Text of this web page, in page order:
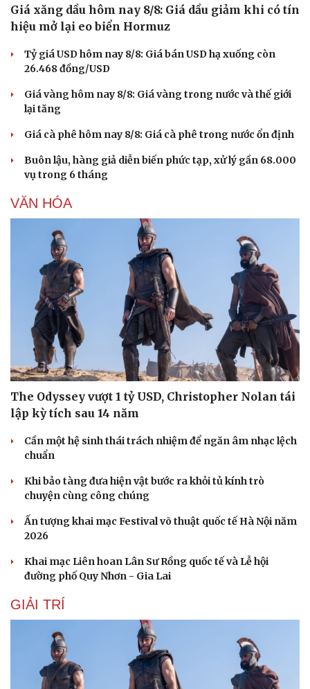
Cải chính
Giá xăng dầu hôm nay 8/8: Giá dầu giảm khi có tín
hiệu mở lại eo biển Hormuz
Tỷ giá USD hôm nay 8/8: Giá bán USD hạ xuống còn
26.468 đồng/USD
Giá vàng hôm nay 8/8: Giá vàng trong nước và thế giới
lại tăng
Giá cà phê hôm nay 8/8: Giá cà phê trong nước ổn định
Buôn lậu, hàng giả diễn biến phức tạp, xử lý gần 68.000
vụ trong 6 tháng
VĂN HÓA
The Odyssey vượt 1 tỷ USD, Christopher Nolan tái
lập kỳ tích sau 14 năm
Cần một hệ sinh thái trách nhiệm để ngăn âm nhạc lệch
chuẩn
Khi bảo tàng đưa hiện vật bước ra khỏi tủ kính trò
chuyện cùng công chúng
Ấn tượng khai mạc Festival võ thuật quốc tế Hà Nội năm
2026
Khai mạc Liên hoan Lân Sư Rồng quốc tế và Lễ hội
đường phố Quy Nhơn - Gia Lai
GIẢI TRÍ